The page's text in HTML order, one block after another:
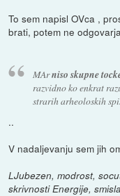
To sem napisl OVca ,
brati, potem ne
MArniso skupne
razvidno ko enkrat
strarih arheoloskih
..
V nadaljevanju sem jih
LJubezen, modrost,
skrivnosti Energije,